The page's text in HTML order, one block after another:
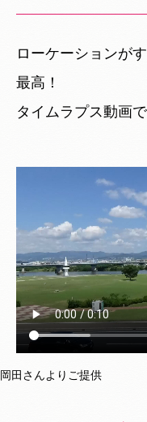
ローケーションが
最高！
タイムラプス動画
岡田さんよりご提供